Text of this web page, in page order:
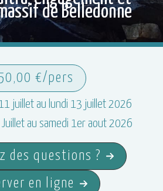
de Belledonne
€/pers
juillet au lundi 13 juillet 2026
au samedi 1er aout 2026
des questions ?
en ligne